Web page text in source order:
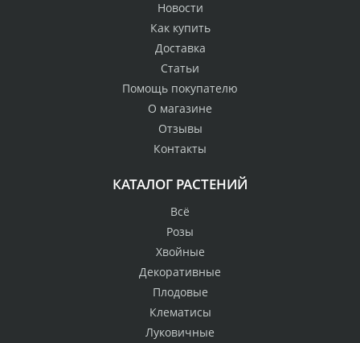
Новости
Как купить
Доставка
Статьи
Помощь покупателю
О магазине
Отзывы
Контакты
КАТАЛОГ РАСТЕНИЙ
Всё
Розы
Хвойные
Декоративные
Плодовые
Клематисы
Луковичные